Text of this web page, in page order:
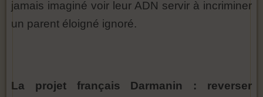
jamais imaginé voir leur ADN servir à incriminer
un parent éloigné ignoré.
La projet français Darmanin : reverser